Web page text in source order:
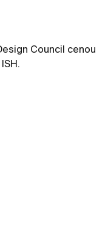
Council cenou